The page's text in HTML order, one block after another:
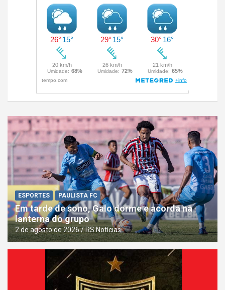
ESPORTES PAULISTA FC
Em tarde de sono, Galo dorme e acorda na
lanterna do grupo
2 de agosto de 2026 RS Notícias